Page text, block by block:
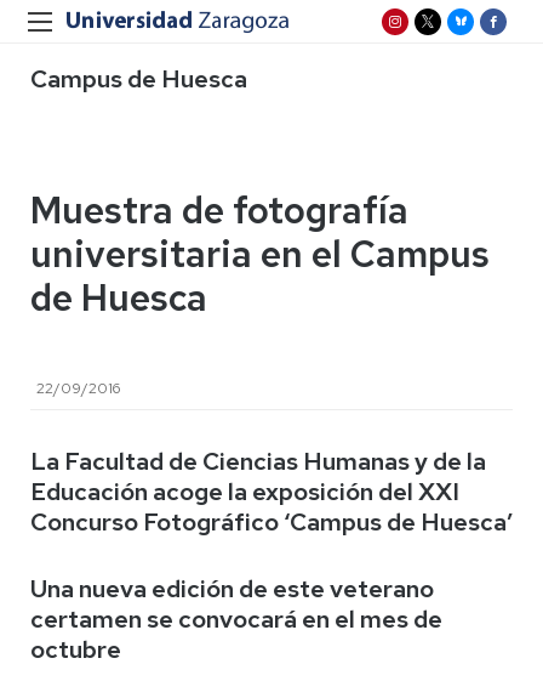
Campus de Huesca
Muestra de fotografía
universitaria en el Campus
de Huesca
22/09/2016
La Facultad de Ciencias Humanas y de la
Educación acoge la exposición del XXI
Concurso Fotográfico ‘Campus de Huesca’
Una nueva edición de este veterano
certamen se convocará en el mes de
octubre